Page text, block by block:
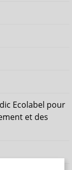
Ecolabel pour
et des